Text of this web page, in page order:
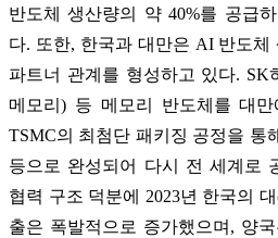
반도체 생산량의 약 40%를 공급
다. 또한, 한국과 대만은 AI 반도체
파트너 관계를 형성하고 있다. SK
메모리) 등 메모리 반도체를 대
TSMC의 최첨단 패키징 공정을 통
등으로 완성되어 다시 전 세계로
협력 구조 덕분에 2023년 한국의
출은 폭발적으로 증가했으며, 양